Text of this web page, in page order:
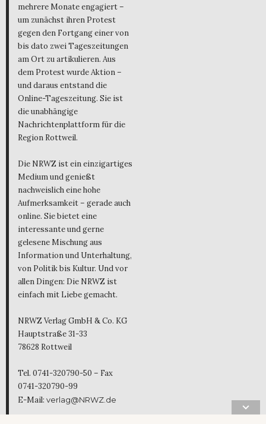
mehrere Monate engagiert –
um zunächst ihren Protest
gegen den Fortgang einer von
bis dato zwei Tageszeitungen
am Ort zu artikulieren. Aus
dem Protest wurde Aktion –
und daraus entstand die
Online-Tageszeitung. Sie ist
die unabhängige
Nachrichtenplattform für die
Region Rottweil.
Die NRWZ ist ein einzigartiges
Medium und genießt
nachweislich eine hohe
Aufmerksamkeit – gerade auch
online. Sie bietet eine
interessante und gerne
gelesene Mischung aus
Information und Unterhaltung,
von Politik bis Kultur. Und vor
allen Dingen: Die NRWZ ist
einfach mit Liebe gemacht.
NRWZ Verlag GmbH & Co. KG
Hauptstraße 31-33
78628 Rottweil
Tel. 0741-320790-50 – Fax
0741-320790-99
E-Mail: verlag@NRWZ.de